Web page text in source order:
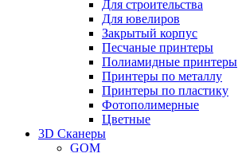
Для строительства
Для ювелиров
Закрытый корпус
Песчаные принтеры
Полиамидные принтеры
Принтеры по металлу
Принтеры по пластику
Фотополимерные
Цветные
3D Сканеры
GOM